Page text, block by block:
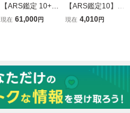
【ARS鑑定 10+】
孫悟空 GDR ★ S
書 PSA ARS10＋
鑑定品 DRAGON
BALL
現在 61,000円
【ARS鑑定10】モ
ンキー・D・ルフ
10 鑑定品 決戦の
刻
現在 4,010円